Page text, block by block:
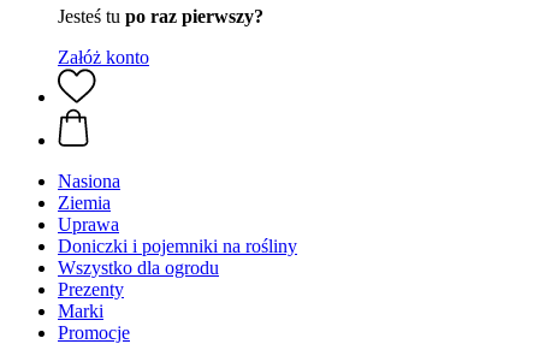
Jesteś tu po raz pierwszy?
Załóż konto
Nasiona
Ziemia
Uprawa
Doniczki i pojemniki na rośliny
Wszystko dla ogrodu
Prezenty
Marki
Promocje